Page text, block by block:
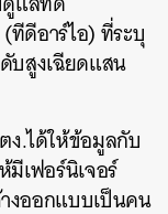
ดีอาร์ไอ) ที่ระบุ
บสูงเฉียดแสน
ง.ได้ให้ข้อมูลกับ
มีเฟอร์นิเจอร์
งออกแบบเป็นคน